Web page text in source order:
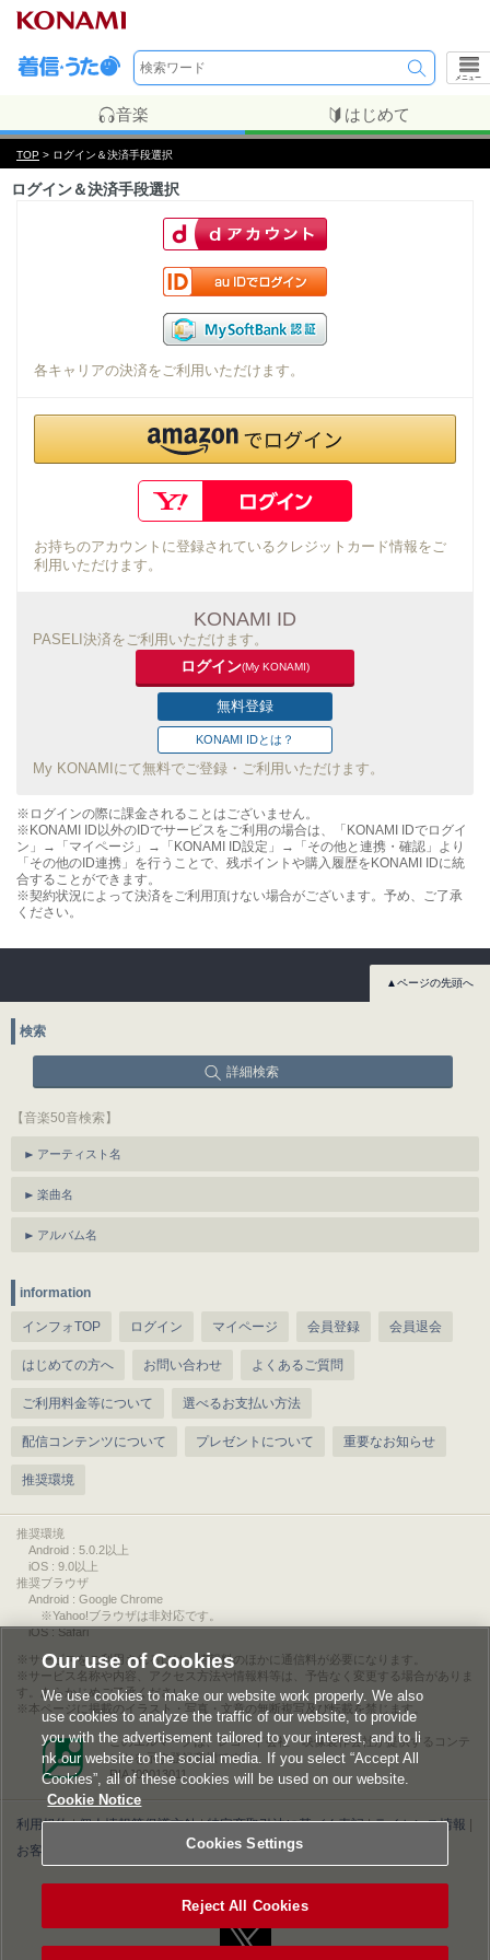
メニュー
音楽 はじめて
TOP > ログイン＆決済手段選択
ログイン＆決済手段選択
各キャリアの決済をご利用いただけます。
お持ちのアカウントに登録されているクレジットカード情報をご
利用いただけます。
KONAMI ID
PASELI決済をご利用いただけます。
ログイン(My KONAMI)
無料登録
KONAMI IDとは？
My KONAMIにて無料でご登録・ご利用いただけます。
※ログインの際に課金されることはございません。
※KONAMI ID以外のIDでサービスをご利用の場合は、「KONAMI IDでログイ
ン」→「マイページ」→「KONAMI ID設定」→「その他と連携・確認」より
「その他のID連携」を行うことで、残ポイントや購入履歴をKONAMI IDに統
合することができます。
※契約状況によって決済をご利用頂けない場合がございます。予め、ご了承
ください。
▲ページの先頭へ
検索
詳細検索
【音楽50音検索】
アーティスト名
楽曲名
アルバム名
information
インフォTOP ログイン マイページ 会員登録 会員退会
はじめての方へ お問い合わせ よくあるご質問
ご利用料金等について 選べるお支払い方法
配信コンテンツについて プレゼントについて 重要なお知らせ
推奨環境
推奨環境
Android : 5.0.2以上
iOS : 9.0以上
推奨ブラウザ
Android : Google Chrome
※Yahoo!ブラウザは非対応です。
iOS : Safari
サービスをご利用されるには、情報料のほかに通信料が必要になります。
サービス名称や内容、アクセス方法や情報料等は、予告なく変更する場合がありま
す。あらかじめご了承ください。
本ページに掲載のイラスト・写真・文章の無断複写及び転載を禁じます。
このエルマークは、レコード会社・映像製作会社が提供するコンテ
ンツを示す登録商標です。
RIAJ00013011
利用規約|個人情報等保護方針|特定商取引法に基づく表記|ライセンス情報
お客様情報の外部送信について|Cookies Settings
Our use of Cookies
We use cookies to make our website work properly. We also
use cookies to analyze the traffic of our website, to provide
you with the advertisement tailored to your interest, and to li
nk our website to the social media. If you select “Accept All
Cookies”, all of these cookies will be used on our website.
Cookie Notice
Cookies Settings
Reject All Cookies